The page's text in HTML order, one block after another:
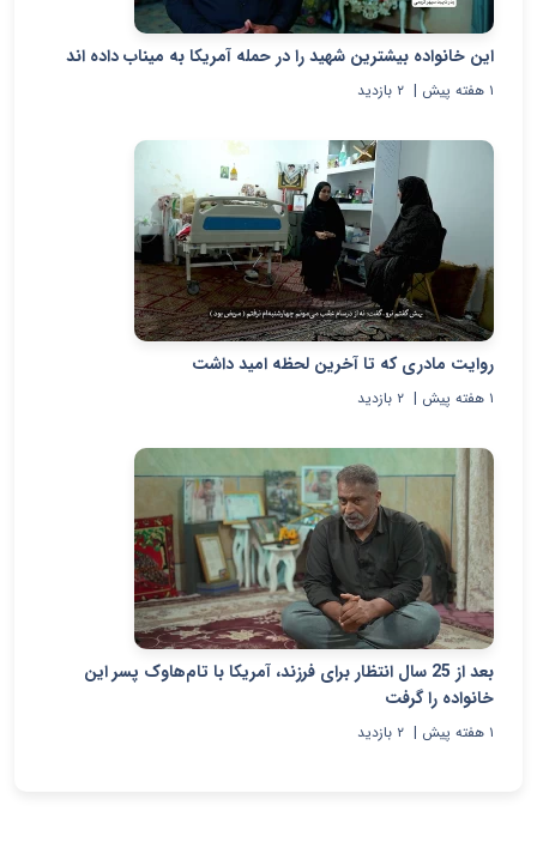
این خانواده بیشترین شهید را در حمله آمریکا به میناب داده اند
۱ هفته پیش | ۲ بازدید
روایت مادری که تا آخرین لحظه امید داشت
۱ هفته پیش | ۲ بازدید
بعد از 25 سال انتظار برای فرزند، آمریکا با تام‌هاوک پسر این
خانواده را گرفت
۱ هفته پیش | ۲ بازدید